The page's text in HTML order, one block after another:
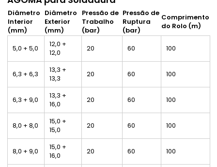
Diâmetro
Interior
(mm)
Diâmetro
Exterior
(mm)
Pressão de
Trabalho
(bar)
Pressão de
Ruptura
(bar)
Comprimento
do Rolo (m)
5,0 + 5,0
12,0 +
12,0
20 60 100
6,3 + 6,3
13,3 +
13,3
20 60 100
6,3 + 9,0
13,3 +
16,0
20 60 100
8,0 + 8,0
15,0 +
15,0
20 60 100
8,0 + 9,0
15,0 +
16,0
20 60 100